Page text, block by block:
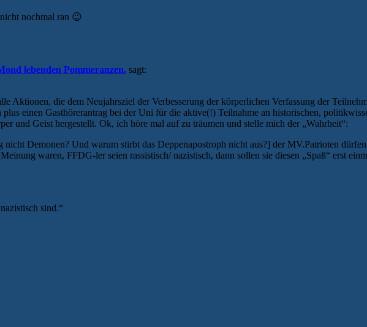
nochmal ran 😉
lebenden Pommeranzen. sagt:
Aktionen, die dem Neujahrsziel der Verbesserung der körperlichen Verfassung der
einen Gasthörerantrag bei der Uni für die aktive(!) Teilnahme an historischen,
und Geist hergestellt. Ok, ich höre mal auf zu träumen und stelle mich der „Wahrheit“:
Demonen? Und warum stirbt das Deppenapostroph nicht aus?] der MV.Patrioten
waren, FFDG-ler seien rassistisch/ nazistisch, dann sollen sie diesen „Spaß“ erst
sind.“